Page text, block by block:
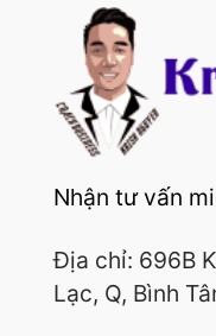
Nhận tư vấn
Địa chỉ: 696B
Lạc, Q, Bình